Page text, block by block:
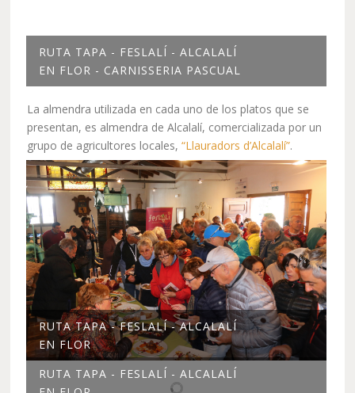
RUTA TAPA - FESLALÍ - ALCALALÍ
EN FLOR - CARNISSERIA PASCUAL
La almendra utilizada en cada uno de los platos que se
presentan, es almendra de Alcalalí, comercializada por un
grupo de agricultores locales,“Llauradors d’Alcalalí”.
RUTA TAPA - FESLALÍ - ALCALALÍ
EN FLOR
RUTA TAPA - FESLALÍ - ALCALALÍ